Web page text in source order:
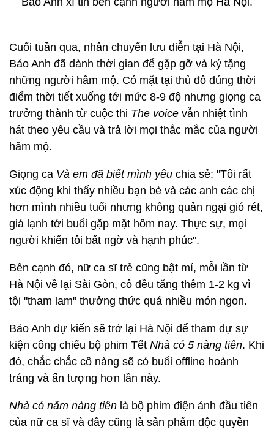
Cuối tuần qua, nhân chuyến lưu diễn tại Hà Nội,
Bảo Anh đã dành thời gian để gặp gỡ và ký tặng
những người hâm mộ. Có mặt tại thủ đô đúng thời
điểm thời tiết xuống tới mức 8-9 độ nhưng giọng ca
trưởng thành từ cuộc thi The voice vẫn nhiệt tình
hát theo yêu cầu và trả lời mọi thắc mắc của người
hâm mộ.
Giọng ca Và em đã biết mình yêu chia sẻ: "Tôi rất
xúc động khi thấy nhiều bạn bè và các anh các chị
hơn mình nhiều tuổi nhưng không quản ngại gió rét,
giá lạnh tới buổi gặp mặt hôm nay. Thực sự, mọi
người khiến tôi bất ngờ và hạnh phúc".
Bên cạnh đó, nữ ca sĩ trẻ cũng bật mí, mỗi lần từ
Hà Nội về lại Sài Gòn, cô đều tăng thêm 1-2 kg vì
tội "tham lam" thưởng thức quá nhiều món ngon.
Bảo Anh dự kiến sẽ trở lại Hà Nội để tham dự sự
kiện công chiếu bộ phim Tết Nhà có 5 nàng tiên. Khi
đó, chắc chắc cô nàng sẽ có buổi offline hoành
tráng và ấn tượng hơn lần này.
Nhà có năm nàng tiên là bộ phim điện ảnh đầu tiên
của nữ ca sĩ và đây cũng là sản phẩm độc quyền